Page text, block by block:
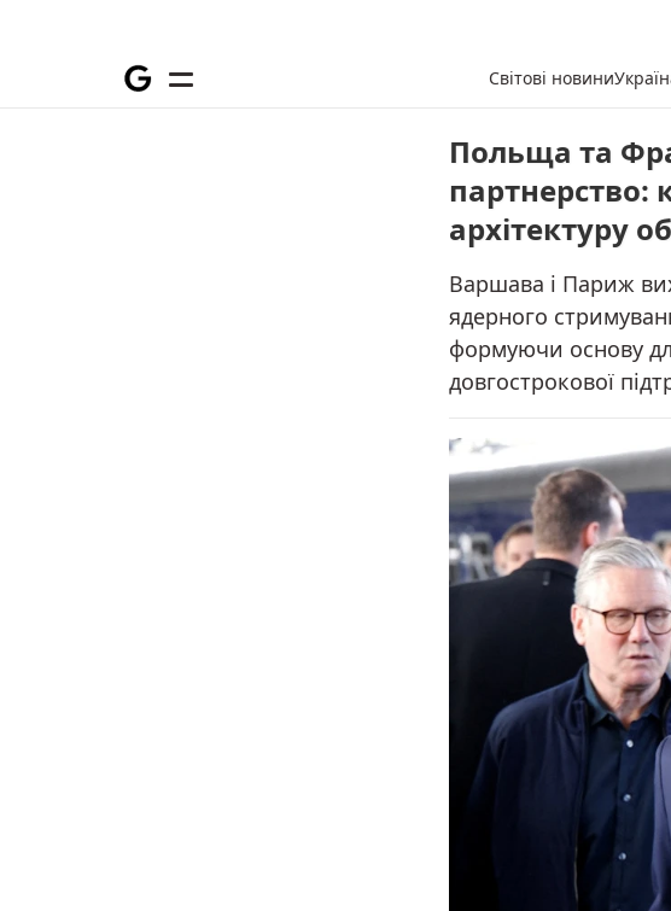
Світові новини
Польща та
партнерство:
архітектуру
Варшава і Париж
ядерного
формуючи основу
довгострокової